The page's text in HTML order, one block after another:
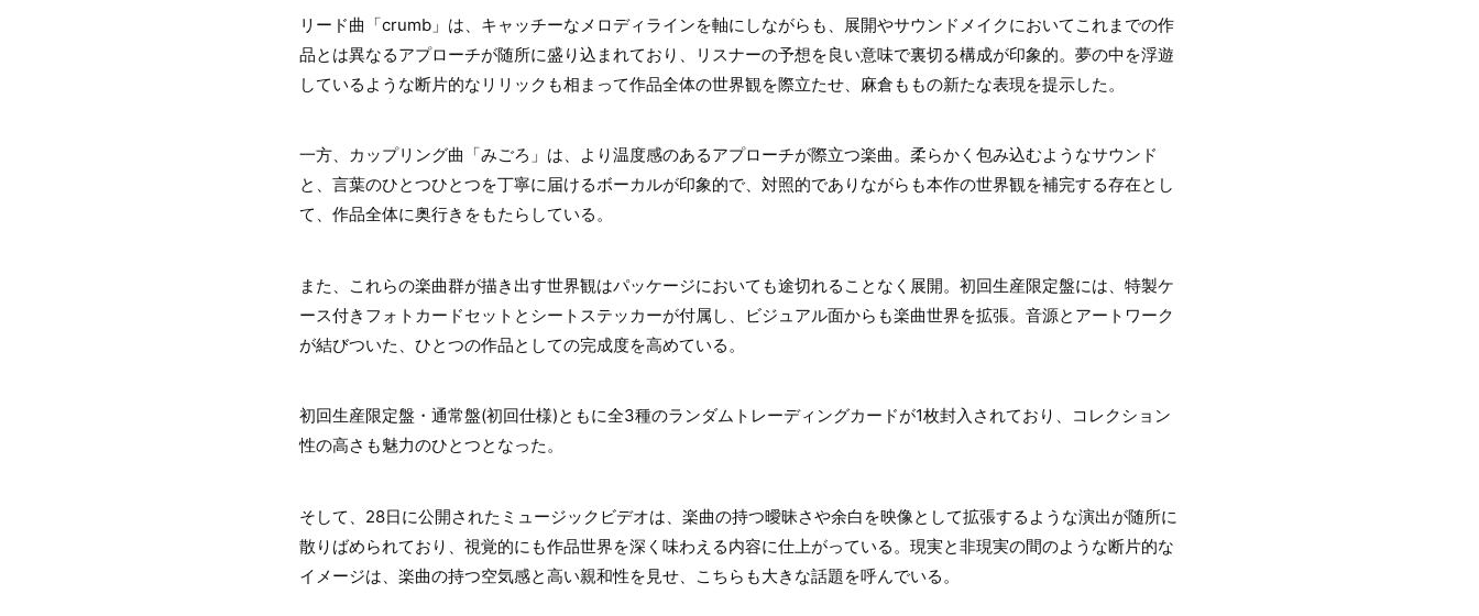
リード曲「crumb」は、キャッチーなメロディラインを軸にしながらも、展開やサウンドメイクにおいてこれまでの作
品とは異なるアプローチが随所に盛り込まれており、リスナーの予想を良い意味で裏切る構成が印象的。夢の中を浮遊
しているような断片的なリリックも相まって作品全体の世界観を際立たせ、麻倉ももの新たな表現を提示した。
一方、カップリング曲「みごろ」は、より温度感のあるアプローチが際立つ楽曲。柔らかく包み込むようなサウンド
と、言葉のひとつひとつを丁寧に届けるボーカルが印象的で、対照的でありながらも本作の世界観を補完する存在とし
て、作品全体に奥行きをもたらしている。
また、これらの楽曲群が描き出す世界観はパッケージにおいても途切れることなく展開。初回生産限定盤には、特製ケ
ース付きフォトカードセットとシートステッカーが付属し、ビジュアル面からも楽曲世界を拡張。音源とアートワーク
が結びついた、ひとつの作品としての完成度を高めている。
初回生産限定盤・通常盤(初回仕様)ともに全3種のランダムトレーディングカードが1枚封入されており、コレクション
性の高さも魅力のひとつとなった。
そして、28日に公開されたミュージックビデオは、楽曲の持つ曖昧さや余白を映像として拡張するような演出が随所に
散りばめられており、視覚的にも作品世界を深く味わえる内容に仕上がっている。現実と非現実の間のような断片的な
イメージは、楽曲の持つ空気感と高い親和性を見せ、こちらも大きな話題を呼んでいる。